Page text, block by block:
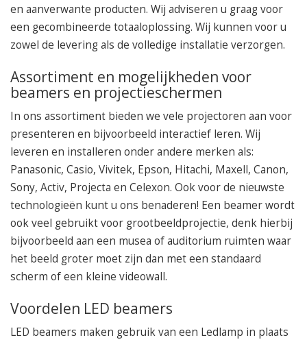
en aanverwante producten. Wij adviseren u graag voor
een gecombineerde totaaloplossing. Wij kunnen voor u
zowel de levering als de volledige installatie verzorgen.
Assortiment en mogelijkheden voor
beamers en projectieschermen
In ons assortiment bieden we vele projectoren aan voor
presenteren en bijvoorbeeld interactief leren. Wij
leveren en installeren onder andere merken als:
Panasonic, Casio, Vivitek, Epson, Hitachi, Maxell, Canon,
Sony, Activ, Projecta en Celexon. Ook voor de nieuwste
technologieën kunt u ons benaderen! Een beamer wordt
ook veel gebruikt voor grootbeeldprojectie, denk hierbij
bijvoorbeeld aan een musea of auditorium ruimten waar
het beeld groter moet zijn dan met een standaard
scherm of een kleine videowall.
Voordelen LED beamers
LED beamers maken gebruik van een Ledlamp in plaats